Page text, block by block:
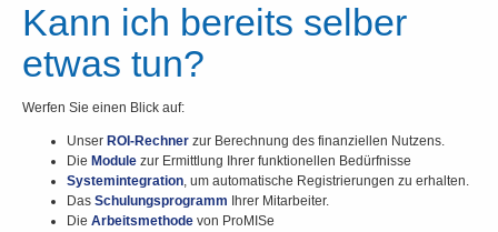
Kann ich bereits selber
etwas tun?
Werfen Sie einen Blick auf:
Unser ROI-Rechnerzur Berechnung des finanziellen Nutzens.
Die Modulezur Ermittlung Ihrer funktionellen Bedürfnisse
Systemintegration, um automatische Registrierungen zu erhalten.
Das Schulungsprogramm Ihrer Mitarbeiter.
Die Arbeitsmethodevon ProMISe